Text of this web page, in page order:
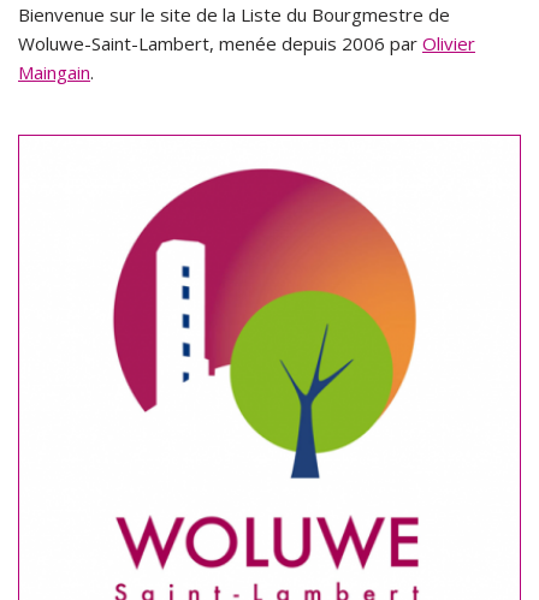
Bienvenue sur le site de la Liste du Bourgmestre de
Woluwe-Saint-Lambert, menée depuis 2006 par Olivier
Maingain.